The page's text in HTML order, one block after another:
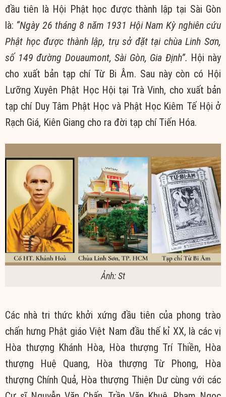
đầu tiên là Hội Phật học được thành lập tại Sài Gòn
là: “Ngày 26 tháng 8 năm 1931 Hội Nam Kỳ nghiên cứu
Phật học được thành lập, trụ sở đặt tại chùa Linh Sơn,
số 149 đường Douaumont, Sài Gòn, Gia Định”. Hội này
cho xuất bản tạp chí Từ Bi Âm. Sau này còn có Hội
Lưỡng Xuyên Phật Học Hội tại Trà Vinh, cho xuất bản
tạp chí Duy Tâm Phật Học và Phật Học Kiêm Tế Hội ở
Rạch Giá, Kiên Giang cho ra đời tạp chí Tiến Hóa.
Ảnh: St
Các nhà tri thức khởi xứng đầu tiên của phong trào
chấn hưng Phật giáo Việt Nam đầu thế kỉ XX, là các vị
Hòa thượng Khánh Hòa, Hòa thượng Trí Thiền, Hòa
thượng Huệ Quang, Hòa thượng Từ Phong, Hòa
thượng Chính Quả, Hòa thượng Thiện Dư cùng với các